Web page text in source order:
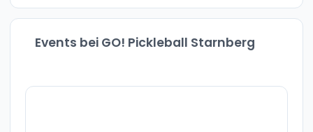
Events bei GO! Pickleball Starnberg